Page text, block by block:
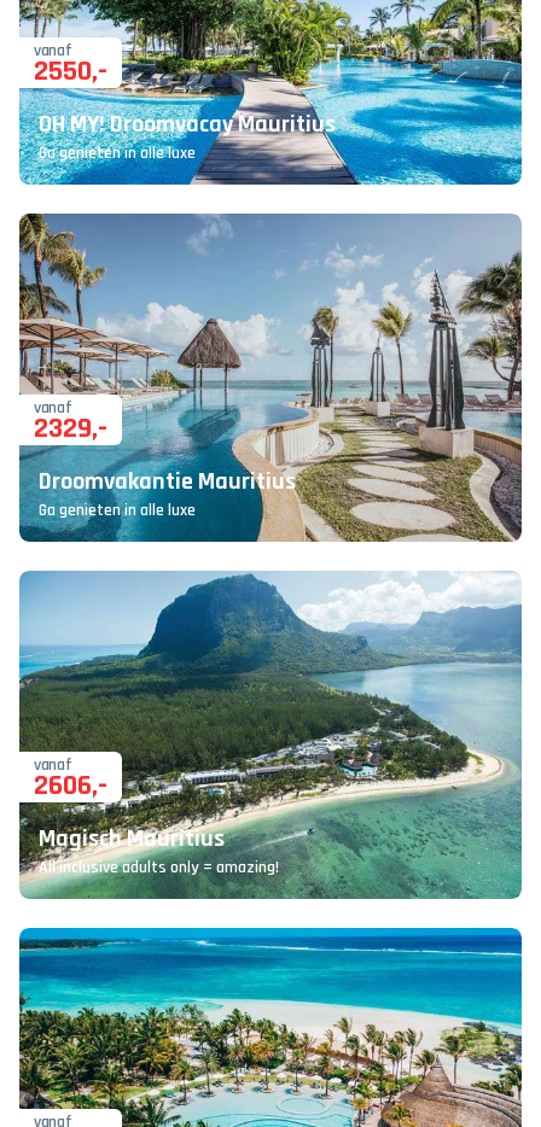
vanaf
2550,-
OH MY! Droomvacay Mauritius
Ga genieten in alle luxe
vanaf
2329,-
Droomvakantie Mauritius
Ga genieten in alle luxe
vanaf
2606,-
Magisch Mauritius
All inclusive adults only = amazing!
vanaf